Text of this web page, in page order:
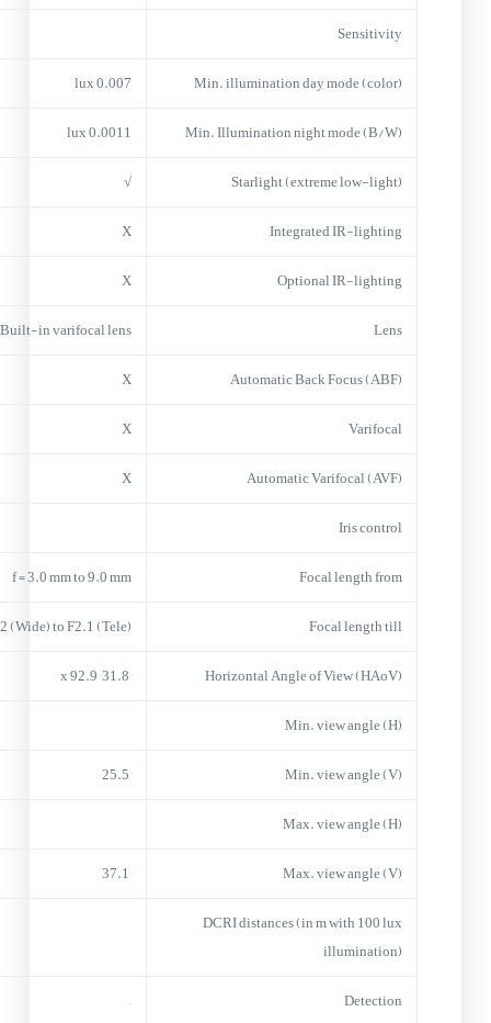
Sensitivity
Min. illumination day mode (color)
0.007 lux
Min. Illumination night mode (B/W)
0.0011 lux
Starlight (extreme low-light)
√
Integrated IR-lighting
X
Optional IR-lighting
X
Lens
Built-in varifocal lens
Automatic Back Focus (ABF)
X
Varifocal
X
Automatic Varifocal (AVF)
X
Iris control
Focal length from
f = 3.0 mm to 9.0 mm
Focal length till
(Wide) to F2.1 (Tele)
Horizontal Angle of View (HAoV)
31.8° x 92.9°
Min. view angle (H)
Min. view angle (V)
25.5°
Max. view angle (H)
Max. view angle (V)
37.1°
DCRI distances (in m with 100 lux
illumination)
Detection
–